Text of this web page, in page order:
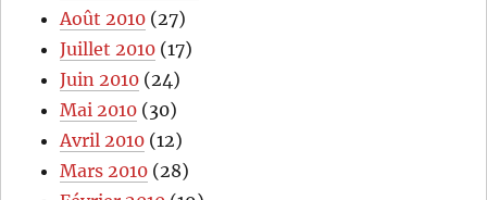
Août 2010 (27)
Juillet 2010 (17)
Juin 2010 (24)
Mai 2010 (30)
Avril 2010 (12)
Mars 2010 (28)